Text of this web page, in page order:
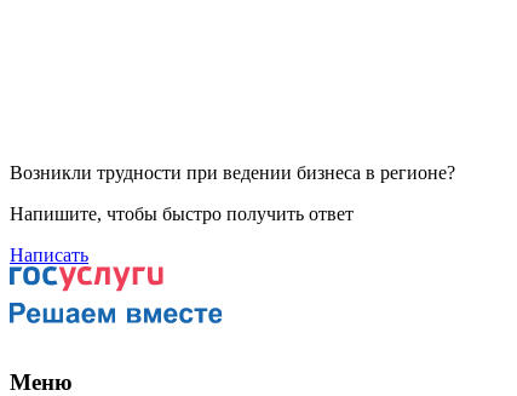
Возникли трудности при ведении бизнеса в регионе?
Напишите, чтобы быстро получить ответ
Написать
Меню